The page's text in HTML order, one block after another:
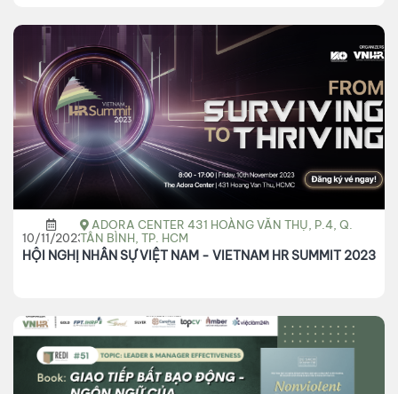
10/11/2023
ADORA CENTER 431 HOÀNG VĂN THỤ, P.4, Q.
TÂN BÌNH, TP. HCM
HỘI NGHỊ NHÂN SỰ VIỆT NAM - VIETNAM HR SUMMIT 2023